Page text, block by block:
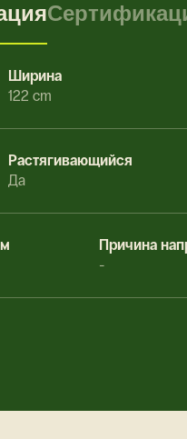
Ширина
122 cm
Растягивающийся
Да
Причина
-